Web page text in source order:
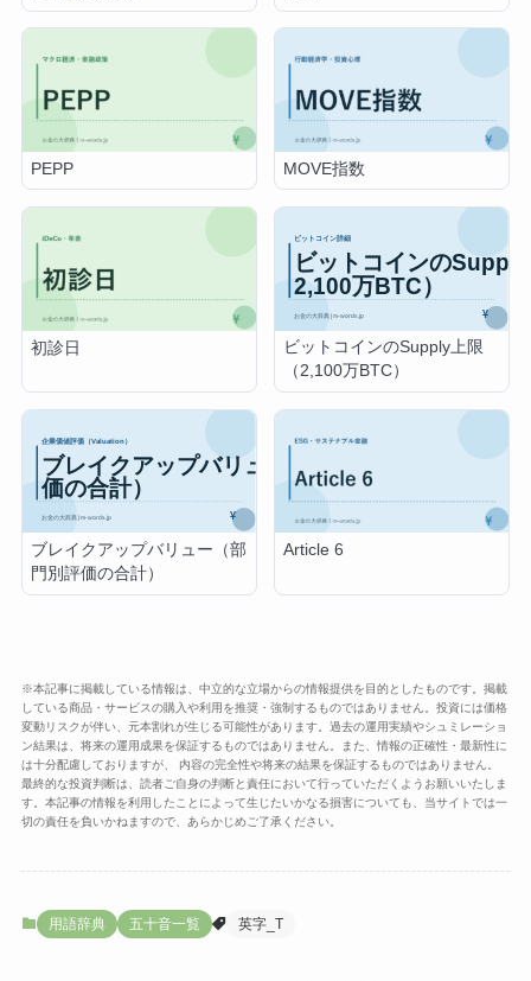
PEPP MOVE指数
初診日
ビットコインのSupply上限
（2,100万BTC）
ブレイクアップバリュー（部
門別評価の合計）
Article 6
※本記事に掲載している情報は、中立的な立場からの情報提供を目的としたものです。掲載
している商品・サービスの購入や利用を推奨・強制するものではありません。投資には価格
変動リスクが伴い、元本割れが生じる可能性があります。過去の運用実績やシュミレーショ
ン結果は、将来の運用成果を保証するものではありません。また、情報の正確性・最新性に
は十分配慮しておりますが、 内容の完全性や将来の結果を保証するものではありません。
最終的な投資判断は、読者ご自身の判断と責任において行っていただくようお願いいたしま
す。本記事の情報を利用したことによって生じたいかなる損害についても、当サイトでは一
切の責任を負いかねますので、あらかじめご了承ください。
用語辞典 五十音一覧 英字_T